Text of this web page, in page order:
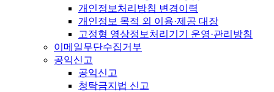
개인정보처리방침 변경이력
개인정보 목적 외 이용·제공 대장
고정형 영상정보처리기기 운영·관리방침
이메일무단수집거부
공익신고
공익신고
청탁금지법 신고